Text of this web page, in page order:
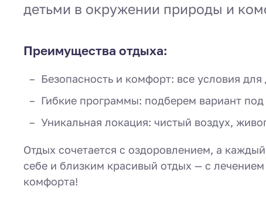
детьми в окружении природы и
Преимущества отдыха:
Безопасность и комфорт: все условия для
Гибкие программы: подберем вариант
Уникальная локация: чистый воздух,
Отдых сочетается с оздоровлением, а
себе и близким красивый отдых — с
комфорта!